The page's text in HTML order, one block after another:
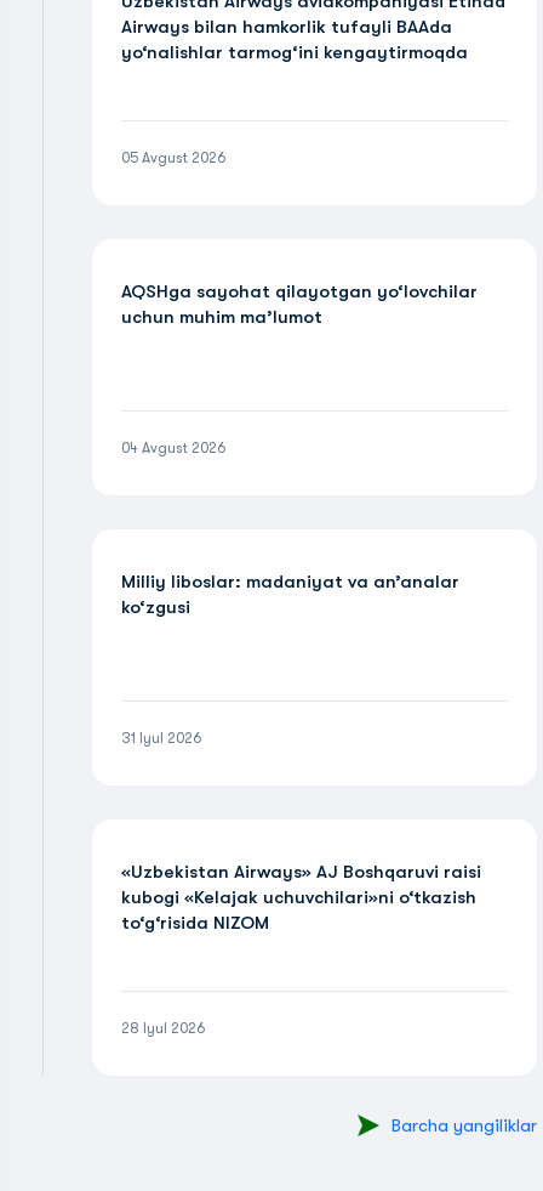
Airways bilan hamkorlik tufayli BAAda
yo‘nalishlar tarmog‘ini kengaytirmoqda
05 Avgust 2026
AQSHga sayohat qilayotgan yo‘lovchilar
uchun muhim ma’lumot
04 Avgust 2026
Milliy liboslar: madaniyat va an’analar
ko‘zgusi
31 Iyul 2026
«Uzbekistan Airways» AJ Boshqaruvi raisi
kubogi «Kelajak uchuvchilari»ni o‘tkazish
to‘g‘risida NIZOM
28 Iyul 2026
Barcha yangiliklar